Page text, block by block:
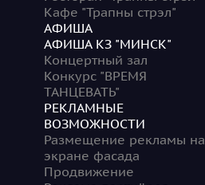
Кафе "Трапны стрэл"
АФИША
АФИША КЗ "МИНСК"
Концертный зал
Конкурс "ВРЕМЯ
ТАНЦЕВАТЬ"
РЕКЛАМНЫЕ
ВОЗМОЖНОСТИ
Размещение рекламы на
экране фасада
Продвижение